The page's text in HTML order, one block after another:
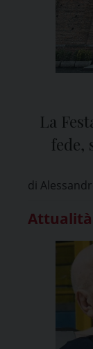
La
fede,
di
Attualità